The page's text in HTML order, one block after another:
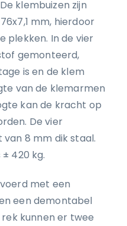
klembuizen zijn
mm, hierdoor
plekken. In de vier
gemonteerd,
is en de klem
van de klemarmen
kan de kracht op
De vier
8 mm dik staal.
420 kg.
met een
een demontabel
kunnen er twee